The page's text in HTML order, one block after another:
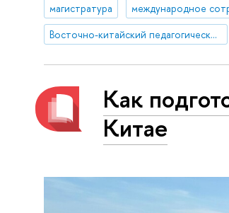
магистратура
международное
Восточно-китайский педагогический университет
Как
Китае